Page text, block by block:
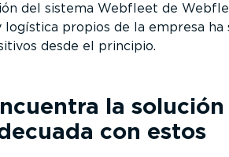
del sistema Webfleet de
propios de la empresa ha
desde el principio.
la solución
con estos